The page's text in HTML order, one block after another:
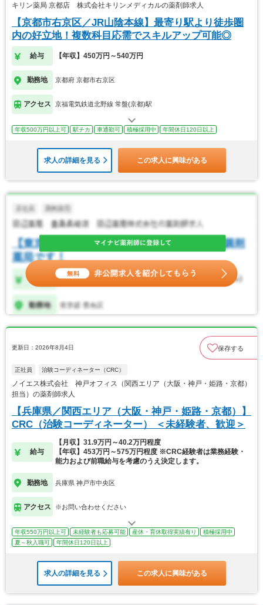
キリン薬局 京都店 株式会社キリンメディカルの薬剤師求人
【京都市右京区／JR山陰本線】最寄り駅より徒歩圏
内の好立地！複数科目応需でスキルアップ可能◎
給与 【年収】450万円～540万円
勤務地 京都府 京都市右京区
アクセス 京福電気鉄道北野線 常盤(京都)駅
年収500万円以上可 駅チカ 車通勤可 積極採用中 年間休日120日以上
求人の詳細を見る この求人に興味がある
更新日：2026年8月4日 保存する
正社員 治験コーディネーター（CRC）
ノイエス株式会社 神戸オフィス（関西エリア（大阪・神戸・姫路・京都）
担当）の薬剤師求人
【兵庫県／関西エリア（大阪・神戸・姫路・京都）】
CRC（治験コーディネーター） ＜未経験者、歓迎＞
給与
【月収】31.9万円～40.2万円程度
【年収】453万円～575万円程度 ※CRC経験者は業務経験・
能力および前職給与を考慮のうえ決定します。
勤務地 兵庫県 神戸市中央区
アクセス ※お問い合わせください
年収550万円以上可 未経験者も応募可能 産休・育休取得実績有り
積極採用中
夏～秋入職可
年間休日120日以上
求人の詳細を見る この求人に興味がある